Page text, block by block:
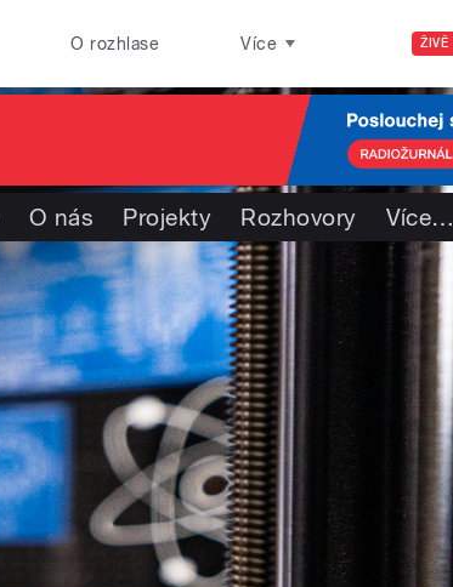
ŽIVĚ
O rozhlase Více
O nás Projekty Rozhovory Více…